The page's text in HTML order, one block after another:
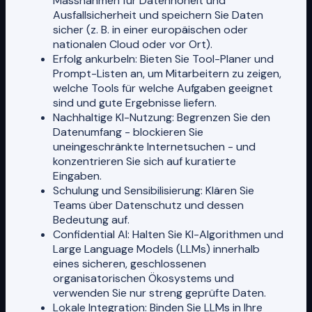
Ausfallsicherheit und speichern Sie Daten
sicher (z. B. in einer europäischen oder
nationalen Cloud oder vor Ort).
Erfolg ankurbeln: Bieten Sie Tool-Planer und
Prompt-Listen an, um Mitarbeitern zu zeigen,
welche Tools für welche Aufgaben geeignet
sind und gute Ergebnisse liefern.
Nachhaltige KI-Nutzung: Begrenzen Sie den
Datenumfang - blockieren Sie
uneingeschränkte Internetsuchen - und
konzentrieren Sie sich auf kuratierte
Eingaben.
Schulung und Sensibilisierung: Klären Sie
Teams über Datenschutz und dessen
Bedeutung auf.
Confidential AI: Halten Sie KI-Algorithmen und
Large Language Models (LLMs) innerhalb
eines sicheren, geschlossenen
organisatorischen Ökosystems und
verwenden Sie nur streng geprüfte Daten.
Lokale Integration: Binden Sie LLMs in Ihre